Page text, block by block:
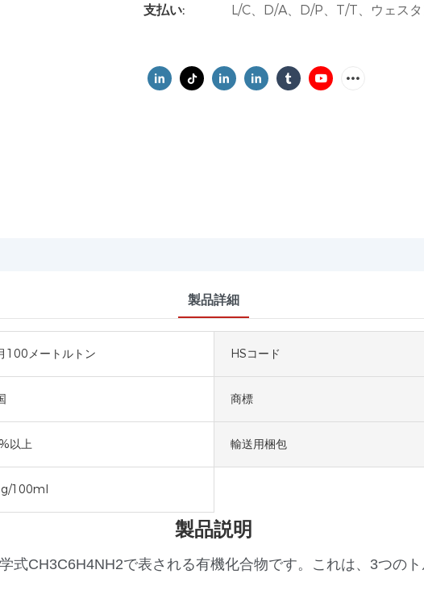
支払い:
L/C、D/A、D/P、T/T、ウェス
製品詳細
100メートルトン HSコード
商標
以上 輸送用梱包
100ml
製品説明
式CH3C6H4NH2で表される有機化合物です。これは、3つの